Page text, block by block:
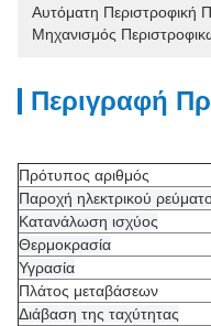
Αυτόματη
Μηχανισμός
Περιγραφή
Πρότυπος αριθμός
Παροχή ηλεκτρικού
Κατανάλωση ισχύος
Θερμοκρασία
Υγρασία
Πλάτος μεταβάσεων
Διάβαση της ταχύτητας